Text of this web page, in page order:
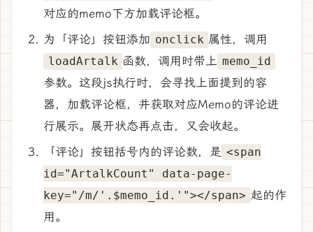
对应的memo下方加载评论框。
为「评论」按钮添加 onclick 属性，调用
loadArtalk 函数，调用时带上 memo_id
参数。这段js执行时，会寻找上面提到的容
器，加载评论框，并获取对应Memo的评论进
行展示。展开状态再点击，又会收起。
「评论」按钮括号内的评论数，是 <span
id="ArtalkCount" data-page-
key="/m/'.$memo_id.'"></span> 起的作
用。